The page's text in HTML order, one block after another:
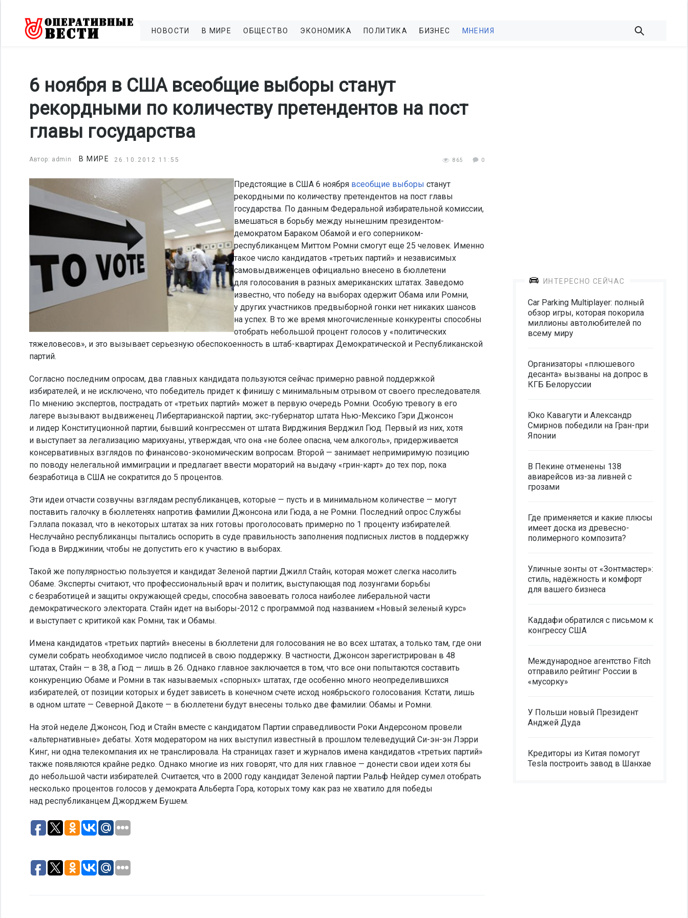
НОВОСТИ В МИРЕ ОБЩЕСТВО ЭКОНОМИКА ПОЛИТИКА БИЗНЕС МНЕНИЯ
6 ноября в США всеобщие выборы станут
рекордными по количеству претендентов на пост
главы государства
Автор: admin В МИРЕ 26.10.2012 11:55 865 0
Предстоящие в США 6 ноября всеобщие выборы станут
рекордными по количеству претендентов на пост главы
государства. По данным Федеральной избирательной комиссии,
вмешаться в борьбу между нынешним президентом-
демократом Бараком Обамой и его соперником-
республиканцем Миттом Ромни смогут еще 25 человек. Именно
такое число кандидатов «третьих партий» и независимых
самовыдвиженцев официально внесено в бюллетени
для голосования в разных американских штатах. Заведомо
известно, что победу на выборах одержит Обама или Ромни,
у других участников предвыборной гонки нет никаких шансов
на успех. В то же время многочисленные конкуренты способны
отобрать небольшой процент голосов у «политических
тяжеловесов», и это вызывает серьезную обеспокоенность в штаб-квартирах Демократической и Республиканской
партий.
Согласно последним опросам, два главных кандидата пользуются сейчас примерно равной поддержкой
избирателей, и не исключено, что победитель придет к финишу с минимальным отрывом от своего преследователя.
По мнению экспертов, пострадать от «третьих партий» может в первую очередь Ромни. Особую тревогу в его
лагере вызывают выдвиженец Либертарианской партии, экс-губернатор штата Нью-Мексико Гэри Джонсон
и лидер Конституционной партии, бывший конгрессмен от штата Вирджиния Верджил Гюд. Первый из них, хотя
и выступает за легализацию марихуаны, утверждая, что она «не более опасна, чем алкоголь», придерживается
консервативных взглядов по финансово-экономическим вопросам. Второй — занимает непримиримую позицию
по поводу нелегальной иммиграции и предлагает ввести мораторий на выдачу «грин-карт» до тех пор, пока
безработица в США не сократится до 5 процентов.
Эти идеи отчасти созвучны взглядам республиканцев, которые — пусть и в минимальном количестве — могут
поставить галочку в бюллетенях напротив фамилии Джонсона или Гюда, а не Ромни. Последний опрос Службы
Гэллапа показал, что в некоторых штатах за них готовы проголосовать примерно по 1 проценту избирателей.
Неслучайно республиканцы пытались оспорить в суде правильность заполнения подписных листов в поддержку
Гюда в Вирджинии, чтобы не допустить его к участию в выборах.
Такой же популярностью пользуется и кандидат Зеленой партии Джилл Стайн, которая может слегка насолить
Обаме. Эксперты считают, что профессиональный врач и политик, выступающая под лозунгами борьбы
с безработицей и защиты окружающей среды, способна завоевать голоса наиболее либеральной части
демократического электората. Стайн идет на выборы-2012 с программой под названием «Новый зеленый курс»
и выступает с критикой как Ромни, так и Обамы.
Имена кандидатов «третьих партий» внесены в бюллетени для голосования не во всех штатах, а только там, где они
сумели собрать необходимое число подписей в свою поддержку. В частности, Джонсон зарегистрирован в 48
штатах, Стайн — в 38, а Гюд — лишь в 26. Однако главное заключается в том, что все они попытаются составить
конкуренцию Обаме и Ромни в так называемых «спорных» штатах, где особенно много неопределившихся
избирателей, от позиции которых и будет зависеть в конечном счете исход ноябрьского голосования. Кстати, лишь
в одном штате — Северной Дакоте — в бюллетени будут внесены только две фамилии: Обамы и Ромни.
На этой неделе Джонсон, Гюд и Стайн вместе с кандидатом Партии справедливости Роки Андерсоном провели
«альтернативные» дебаты. Хотя модератором на них выступил известный в прошлом телеведущий Си-эн-эн Лэрри
Кинг, ни одна телекомпания их не транслировала. На страницах газет и журналов имена кандидатов «третьих партий»
также появляются крайне редко. Однако многие из них говорят, что для них главное — донести свои идеи хотя бы
до небольшой части избирателей. Считается, что в 2000 году кандидат Зеленой партии Ральф Нейдер сумел отобрать
несколько процентов голосов у демократа Альберта Гора, которых тому как раз не хватило для победы
над республиканцем Джорджем Бушем.
ИНТЕРЕСНО СЕЙЧАС
Car Parking Multiplayer: полный
обзор игры, которая покорила
миллионы автолюбителей по
всему миру
Организаторы «плюшевого
десанта» вызваны на допрос в
КГБ Белоруссии
Юко Кавагути и Александр
Смирнов победили на Гран-при
Японии
В Пекине отменены 138
авиарейсов из-за ливней с
грозами
Где применяется и какие плюсы
имеет доска из древесно-
полимерного композита?
Уличные зонты от «Зонтмастер»:
стиль, надёжность и комфорт
для вашего бизнеса
Каддафи обратился с письмом к
конгрессу США
Международное агентство Fitch
отправило рейтинг России в
«мусорку»
У Польши новый Президент
Анджей Дуда
Кредиторы из Китая помогут
Tesla построить завод в Шанхае